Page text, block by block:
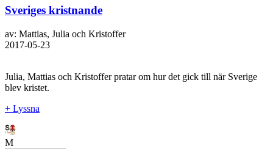
Sveriges kristnande
av: Mattias, Julia och Kristoffer
2017-05-23
Julia, Mattias och Kristoffer pratar om hur det gick till när Sverige
blev kristet.
+ Lyssna
M